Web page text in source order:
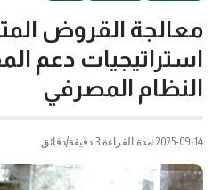
معالجة القروض
استراتيجيات دعم
النظام المصرفي
2025-09-14 مدة القراءة 3 دقيقة/دقائق